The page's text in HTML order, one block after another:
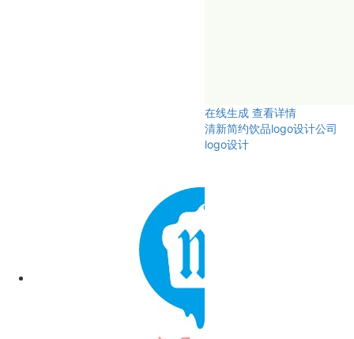
在线生成 查看详情
清新简约饮品logo设计公司
logo设计